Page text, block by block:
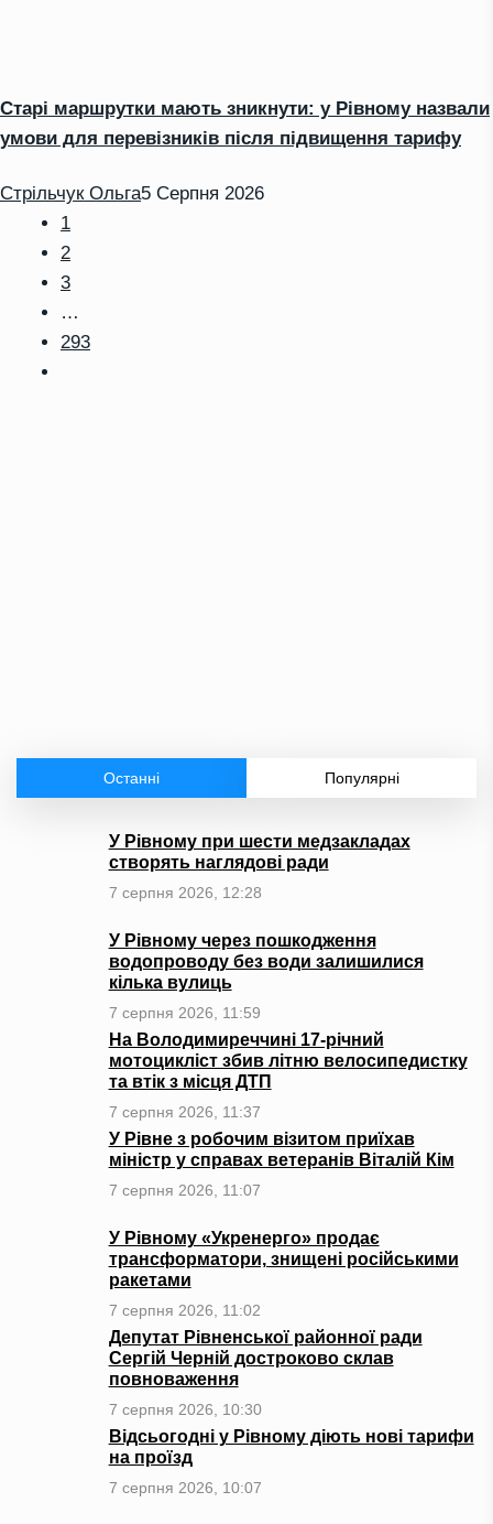
Старі маршрутки мають зникнути: у Рівному назвали
умови для перевізників після підвищення тарифу
Стрільчук Ольга5 Серпня 2026
1
2
3
…
293
Останні Популярні
У Рівному при шести медзакладах
створять наглядові ради
7 серпня 2026, 12:28
У Рівному через пошкодження
водопроводу без води залишилися
кілька вулиць
7 серпня 2026, 11:59
На Володимиреччині 17-річний
мотоцикліст збив літню велосипедистку
та втік з місця ДТП
7 серпня 2026, 11:37
У Рівне з робочим візитом приїхав
міністр у справах ветеранів Віталій Кім
7 серпня 2026, 11:07
У Рівному «Укренерго» продає
трансформатори, знищені російськими
ракетами
7 серпня 2026, 11:02
Депутат Рівненської районної ради
Сергій Черній достроково склав
повноваження
7 серпня 2026, 10:30
Відсьогодні у Рівному діють нові тарифи
на проїзд
7 серпня 2026, 10:07